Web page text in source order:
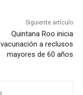
Siguiente artículo
Quintana Roo inicia
vacunación a reclusos
mayores de 60 años